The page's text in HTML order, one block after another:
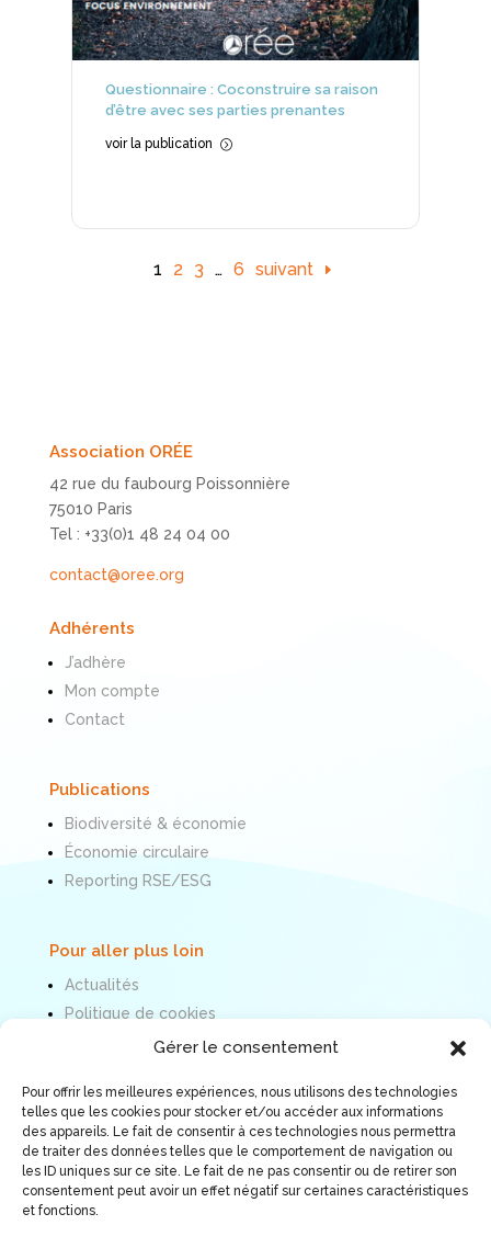
Gérer le consentement
Pour offrir les meilleures expériences, nous utilisons des technologies
telles que les cookies pour stocker et/ou accéder aux informations
des appareils. Le fait de consentir à ces technologies nous permettra
de traiter des données telles que le comportement de navigation ou
les ID uniques sur ce site. Le fait de ne pas consentir ou de retirer son
consentement peut avoir un effet négatif sur certaines caractéristiques
et fonctions.
Questionnaire : Coconstruire sa raison
d’être avec ses parties prenantes
voir la publication =
1 2 3 … 6 suivant
Association ORÉE
42 rue du faubourg Poissonnière
75010 Paris
Tel : +33(0)1 48 24 04 00
contact@oree.org
Adhérents
J’adhère
Mon compte
Contact
Publications
Biodiversité & économie
Économie circulaire
Reporting RSE/ESG
Pour aller plus loin
Actualités
Politique de cookies
Mentions légales
Nous suivre